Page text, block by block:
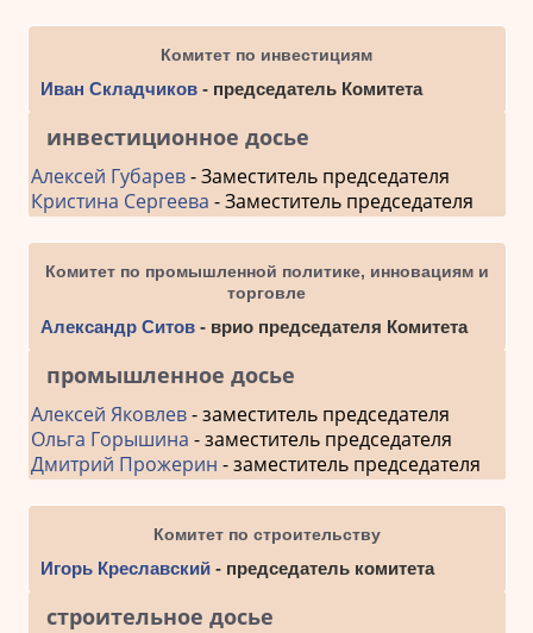
Комитет по инвестициям
Иван Складчиков- председатель Комитета
инвестиционное досье
Алексей Губарев- Заместитель председателя
Кристина Сергеева - Заместитель председателя
Комитет по промышленной политике, инновациям и
торговле
Александр Ситов- врио председателя Комитета
промышленное досье
Алексей Яковлев- заместитель председателя
Ольга Горышина - заместитель председателя
Дмитрий Прожерин - заместитель председателя
Комитет по строительству
Игорь Креславский - председатель комитета
строительное досье